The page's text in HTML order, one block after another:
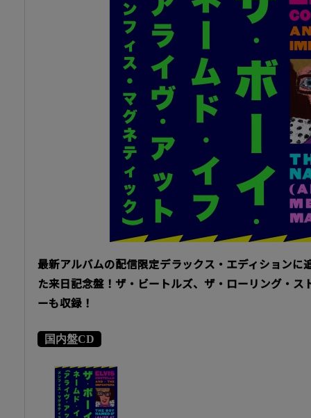
最新アルバムの配信限定デラックス・エディションに
た来日記念盤！ザ・ビートルズ、ザ・ローリング・ス
ーも収録！
国内盤CD